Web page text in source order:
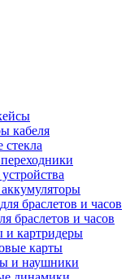
кабеля
браслетов и часов
браслетов и часов
и картридеры
карты
и наушники